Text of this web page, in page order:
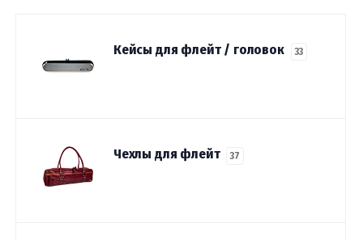
Кейсы для флейт / головок 33
Чехлы для флейт 37